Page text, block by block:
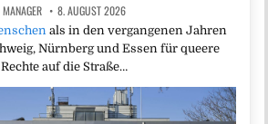
MANAGER 8. AUGUST 2026
als in den vergangenen Jahren
Nürnberg und Essen für queere
Rechte auf die Straße…